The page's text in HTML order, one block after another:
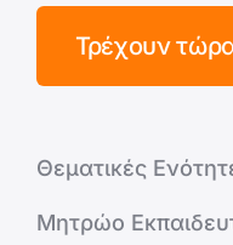
Τρέχουν
Θεματικές
Μητρώο